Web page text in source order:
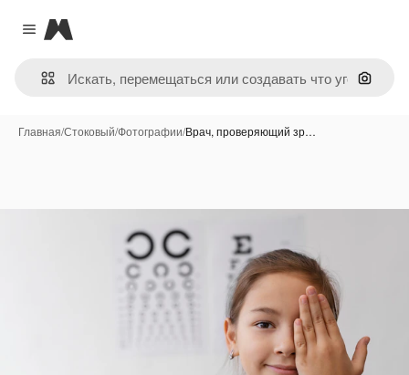
Close menu
Magnific
Поиск
Главная/Стоковый/Фотографии/Врач, проверяющий зр…